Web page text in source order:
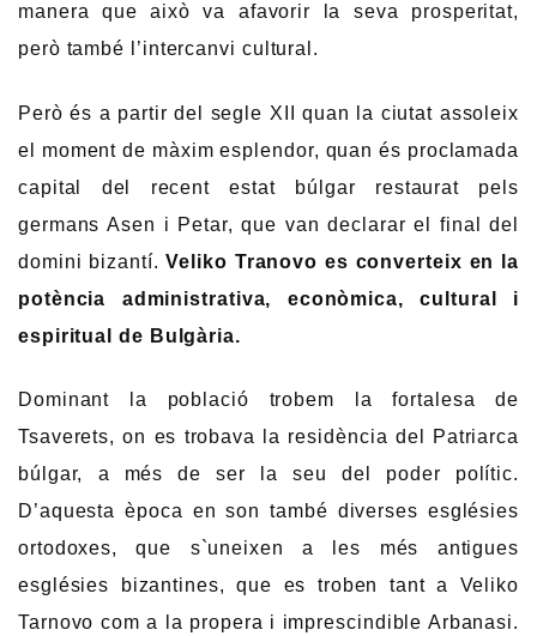
manera que això va afavorir la seva prosperitat,
però també l’intercanvi cultural.
Però és a partir del segle XII quan la ciutat assoleix
el moment de màxim esplendor, quan és proclamada
capital del recent estat búlgar restaurat pels
germans Asen i Petar, que van declarar el final del
domini bizantí.Veliko Tranovo es converteix en la
potència administrativa, econòmica, cultural i
espiritual de Bulgària.
Dominant la població trobem la fortalesa de
Tsaverets, on es trobava la residència del Patriarca
búlgar, a més de ser la seu del poder polític.
D’aquesta època en son també diverses esglésies
ortodoxes, que s`uneixen a les més antigues
esglésies bizantines, que es troben tant a Veliko
Tarnovo com a la propera i imprescindible Arbanasi.